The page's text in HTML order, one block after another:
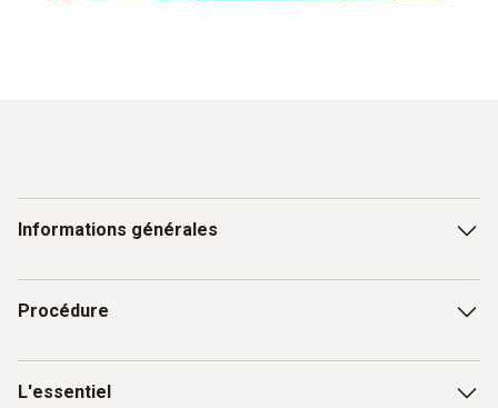
Informations générales
avant une stérilisation, p.ex. d’instruments chirurgicaux
En cas de mauvaise désinfection, la stérilisation pourra
être moins efficace
Procédure
L'équipement de nettoyage et de désinfection
L'essentiel